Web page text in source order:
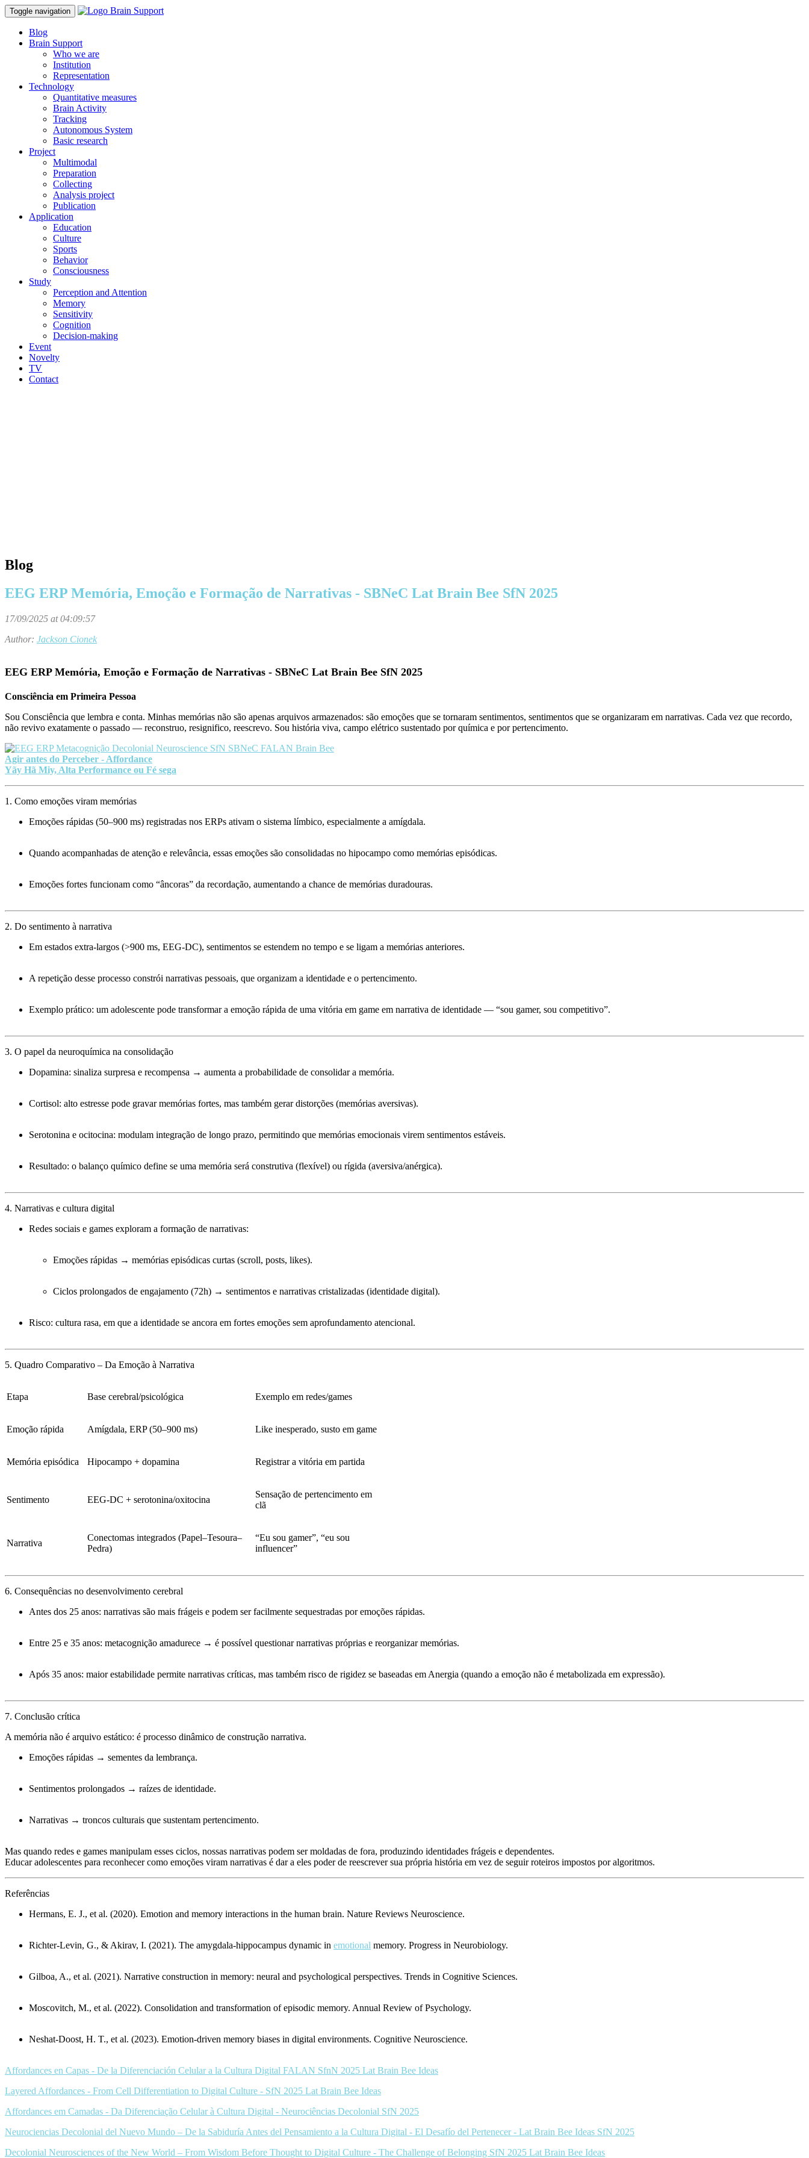
Toggle navigation
Blog
Brain Support
Who we are
Institution
Representation
Technology
Quantitative measures
Brain Activity
Tracking
Autonomous System
Basic research
Project
Multimodal
Preparation
Collecting
Analysis project
Publication
Application
Education
Culture
Sports
Behavior
Consciousness
Study
Perception and Attention
Memory
Sensitivity
Cognition
Decision-making
Event
Novelty
TV
Contact
Blog
EEG ERP Memória, Emoção e Formação de Narrativas - SBNeC Lat Brain Bee SfN 2025
17/09/2025 at 04:09:57
Author: Jackson Cionek
EEG ERP Memória, Emoção e Formação de Narrativas - SBNeC Lat Brain Bee SfN 2025
Consciência em Primeira Pessoa
Sou Consciência que lembra e conta. Minhas memórias não são apenas arquivos armazenados: são emoções que se tornaram sentimentos, sentimentos que se organizaram em narrativas. Cada vez que recordo,
não revivo exatamente o passado — reconstruo, resignifico, reescrevo. Sou história viva, campo elétrico sustentado por química e por pertencimento.
Agir antes do Perceber - Affordance
Yãy Hã Miy, Alta Performance ou Fé sega
1. Como emoções viram memórias
Emoções rápidas (50–900 ms) registradas nos ERPs ativam o sistema límbico, especialmente a amígdala.
Quando acompanhadas de atenção e relevância, essas emoções são consolidadas no hipocampo como memórias episódicas.
Emoções fortes funcionam como “âncoras” da recordação, aumentando a chance de memórias duradouras.
2. Do sentimento à narrativa
Em estados extra-largos (>900 ms, EEG-DC), sentimentos se estendem no tempo e se ligam a memórias anteriores.
A repetição desse processo constrói narrativas pessoais, que organizam a identidade e o pertencimento.
Exemplo prático: um adolescente pode transformar a emoção rápida de uma vitória em game em narrativa de identidade — “sou gamer, sou competitivo”.
3. O papel da neuroquímica na consolidação
Dopamina: sinaliza surpresa e recompensa → aumenta a probabilidade de consolidar a memória.
Cortisol: alto estresse pode gravar memórias fortes, mas também gerar distorções (memórias aversivas).
Serotonina e ocitocina: modulam integração de longo prazo, permitindo que memórias emocionais virem sentimentos estáveis.
Resultado: o balanço químico define se uma memória será construtiva (flexível) ou rígida (aversiva/anérgica).
4. Narrativas e cultura digital
Redes sociais e games exploram a formação de narrativas:
Emoções rápidas → memórias episódicas curtas (scroll, posts, likes).
Ciclos prolongados de engajamento (72h) → sentimentos e narrativas cristalizadas (identidade digital).
Risco: cultura rasa, em que a identidade se ancora em fortes emoções sem aprofundamento atencional.
5. Quadro Comparativo – Da Emoção à Narrativa
Etapa Base cerebral/psicológica Exemplo em redes/games
Emoção rápida Amígdala, ERP (50–900 ms) Like inesperado, susto em game
Memória episódica Hipocampo + dopamina Registrar a vitória em partida
Sentimento EEG-DC + serotonina/oxitocina
Sensação de pertencimento em
clã
Narrativa
Conectomas integrados (Papel–Tesoura–
Pedra)
“Eu sou gamer”, “eu sou
influencer”
6. Consequências no desenvolvimento cerebral
Antes dos 25 anos: narrativas são mais frágeis e podem ser facilmente sequestradas por emoções rápidas.
Entre 25 e 35 anos: metacognição amadurece → é possível questionar narrativas próprias e reorganizar memórias.
Após 35 anos: maior estabilidade permite narrativas críticas, mas também risco de rigidez se baseadas em Anergia (quando a emoção não é metabolizada em expressão).
7. Conclusão crítica
A memória não é arquivo estático: é processo dinâmico de construção narrativa.
Emoções rápidas → sementes da lembrança.
Sentimentos prolongados → raízes de identidade.
Narrativas → troncos culturais que sustentam pertencimento.
Mas quando redes e games manipulam esses ciclos, nossas narrativas podem ser moldadas de fora, produzindo identidades frágeis e dependentes.
Educar adolescentes para reconhecer como emoções viram narrativas é dar a eles poder de reescrever sua própria história em vez de seguir roteiros impostos por algoritmos.
Referências
Hermans, E. J., et al. (2020). Emotion and memory interactions in the human brain. Nature Reviews Neuroscience.
Richter-Levin, G., & Akirav, I. (2021). The amygdala-hippocampus dynamic in emotional memory. Progress in Neurobiology.
Gilboa, A., et al. (2021). Narrative construction in memory: neural and psychological perspectives. Trends in Cognitive Sciences.
Moscovitch, M., et al. (2022). Consolidation and transformation of episodic memory. Annual Review of Psychology.
Neshat-Doost, H. T., et al. (2023). Emotion-driven memory biases in digital environments. Cognitive Neuroscience.
Affordances en Capas - De la Diferenciación Celular a la Cultura Digital FALAN SfnN 2025 Lat Brain Bee Ideas
Layered Affordances - From Cell Differentiation to Digital Culture - SfN 2025 Lat Brain Bee Ideas
Affordances em Camadas - Da Diferenciação Celular à Cultura Digital - Neurociências Decolonial SfN 2025
Neurociencias Decolonial del Nuevo Mundo – De la Sabiduría Antes del Pensamiento a la Cultura Digital - El Desafío del Pertenecer - Lat Brain Bee Ideas SfN 2025
Decolonial Neurosciences of the New World – From Wisdom Before Thought to Digital Culture - The Challenge of Belonging SfN 2025 Lat Brain Bee Ideas